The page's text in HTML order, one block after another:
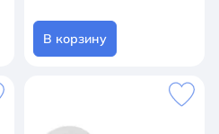
В корзину